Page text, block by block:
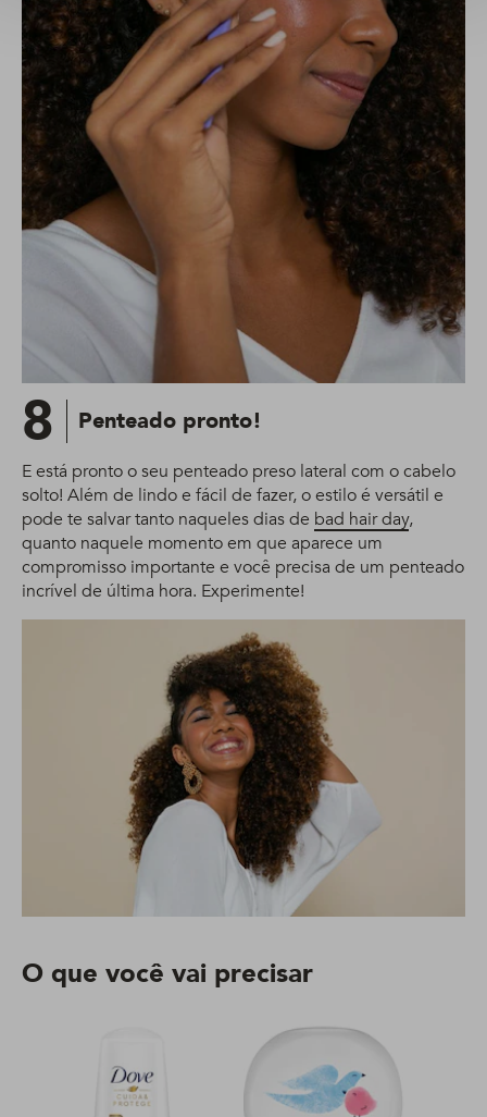
8 Penteado pronto!
E está pronto o seu penteado preso lateral com o cabelo
solto! Além de lindo e fácil de fazer, o estilo é versátil e
pode te salvar tanto naqueles dias de bad hair day,
quanto naquele momento em que aparece um
compromisso importante e você precisa de um penteado
incrível de última hora. Experimente!
O que você vai precisar